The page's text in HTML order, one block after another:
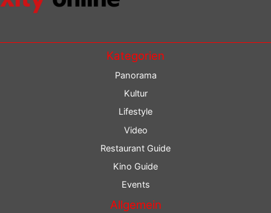
Kategorien
Panorama
Kultur
Lifestyle
Video
Restaurant Guide
Kino Guide
Events
Allgemein